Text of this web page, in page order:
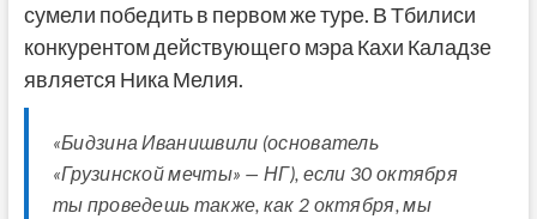
сумели победить в первом же туре. В Тбилиси
конкурентом действующего мэра Кахи Каладзе
является Ника Мелия.
«Бидзина Иванишвили (основатель
«Грузинской мечты» — НГ), если 30 октября
ты проведешь также, как 2 октября, мы